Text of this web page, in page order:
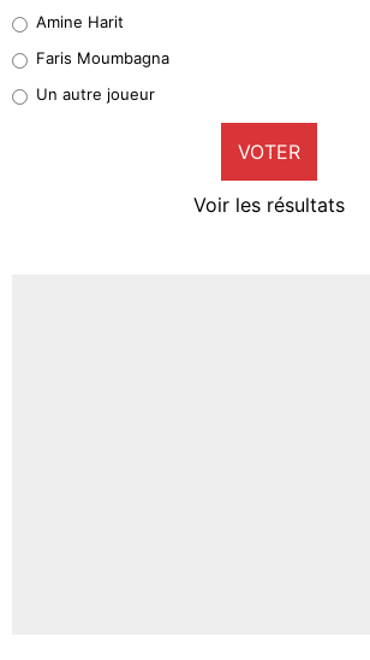
1%
9%
Amine Harit
Faris Moumbagna
Un autre joueur
VOTER
Voir les résultats